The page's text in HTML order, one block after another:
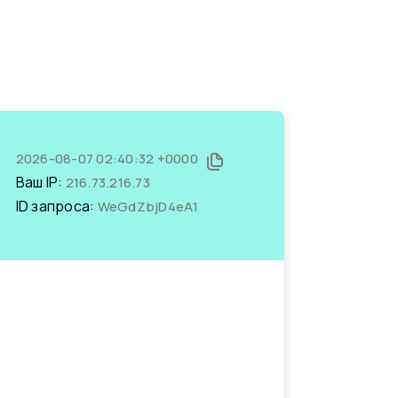
2026-08-07 02:40:32 +0000
Ваш IP: 216.73.216.73
ID запроса: WeGdZbjD4eA1